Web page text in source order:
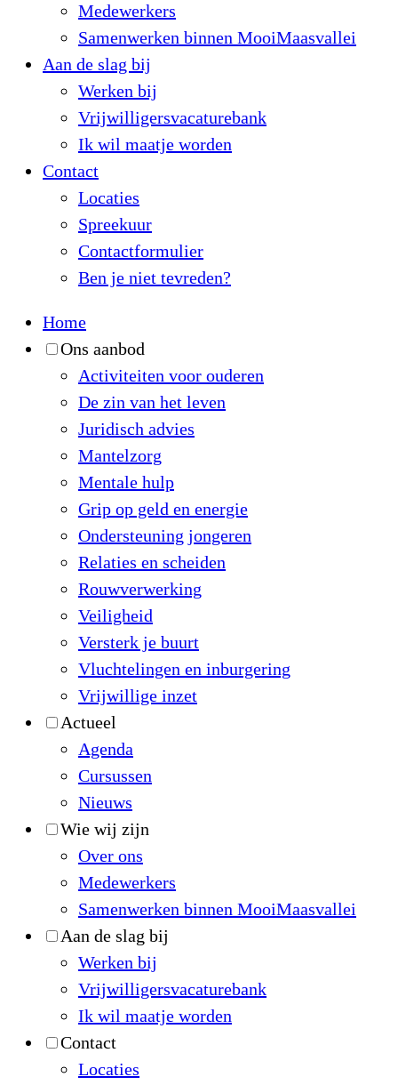
Medewerkers
Samenwerken binnen MooiMaasvallei
Aan de slag bij
Werken bij
Vrijwilligersvacaturebank
Ik wil maatje worden
Contact
Locaties
Spreekuur
Contactformulier
Ben je niet tevreden?
Home
Ons aanbod
Activiteiten voor ouderen
De zin van het leven
Juridisch advies
Mantelzorg
Mentale hulp
Grip op geld en energie
Ondersteuning jongeren
Relaties en scheiden
Rouwverwerking
Veiligheid
Versterk je buurt
Vluchtelingen en inburgering
Vrijwillige inzet
Actueel
Agenda
Cursussen
Nieuws
Wie wij zijn
Over ons
Medewerkers
Samenwerken binnen MooiMaasvallei
Aan de slag bij
Werken bij
Vrijwilligersvacaturebank
Ik wil maatje worden
Contact
Locaties